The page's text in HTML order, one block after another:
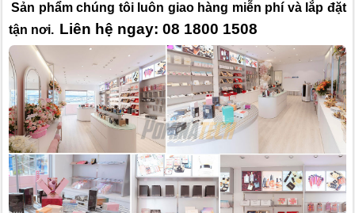
Sản phẩm chúng tôi luôn giao hàng miễn phí và lắp đặt
tận nơi. Liên hệ ngay: 08 1800 1508